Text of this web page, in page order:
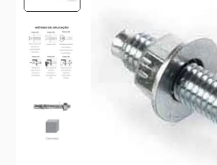
º
sextavado
parafuso allen 5
rodizio